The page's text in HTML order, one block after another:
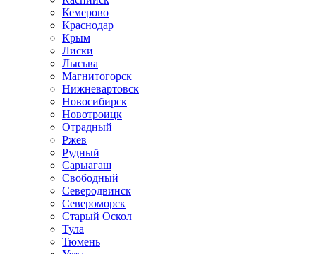
Кемерово
Краснодар
Крым
Лиски
Лысьва
Магнитогорск
Нижневартовск
Новосибирск
Новотроицк
Отрадный
Ржев
Рудный
Сарыагаш
Свободный
Северодвинск
Североморск
Старый Оскол
Тула
Тюмень